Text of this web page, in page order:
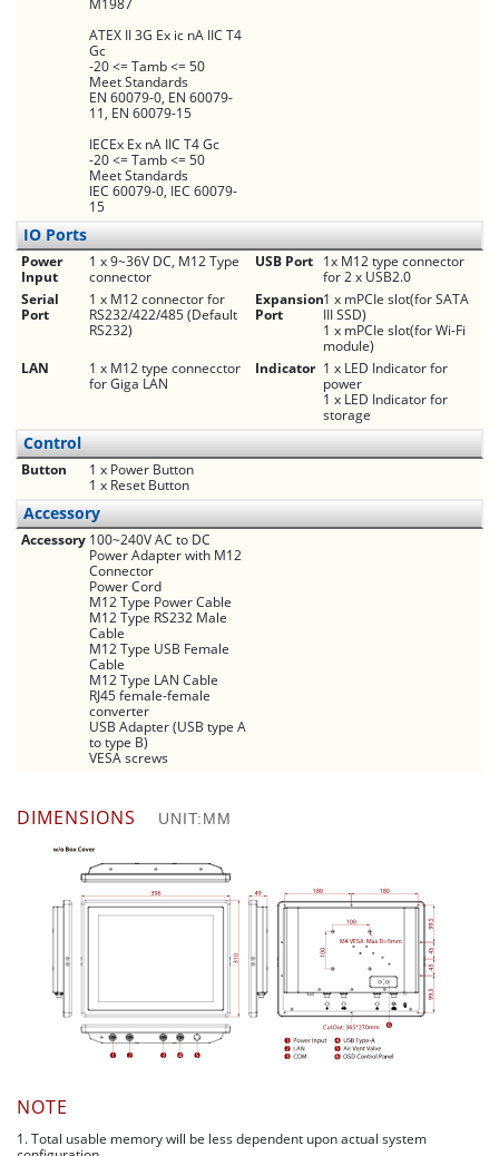
ATEX II 3G Ex ic nA IIC T4
Gc
-20 <= Tamb <= 50
Meet Standards
EN 60079-0, EN 60079-
11, EN 60079-15
IECEx Ex nA IIC T4 Gc
-20 <= Tamb <= 50
Meet Standards
IEC 60079-0, IEC 60079-
15
IO Ports
Power
Input
1 x 9~36V DC, M12 Type
connector
USB Port 1x M12 type connector
for 2 x USB2.0
Serial
Port
1 x M12 connector for
RS232/422/485 (Default
RS232)
Expansion
Port
1 x mPCIe slot(for SATA
III SSD)
1 x mPCIe slot(for Wi-Fi
module)
LAN
1 x M12 type connecctor
for Giga LAN
Indicator 1 x LED Indicator for
power
1 x LED Indicator for
storage
Control
Button
1 x Power Button
1 x Reset Button
Accessory
Accessory 100~240V AC to DC
Power Adapter with M12
Connector
Power Cord
M12 Type Power Cable
M12 Type RS232 Male
Cable
M12 Type USB Female
Cable
M12 Type LAN Cable
RJ45 female-female
converter
USB Adapter (USB type A
to type B)
VESA screws
DIMENSIONS UNIT:MM
NOTE
1. Total usable memory will be less dependent upon actual system